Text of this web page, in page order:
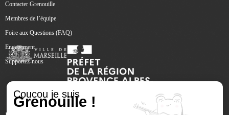
Contacter Grenouille
Membres de l’équipe
Foire aux Questions (FAQ)
Engagement
Supportez-nous
Coucou je suis
Grenouille !